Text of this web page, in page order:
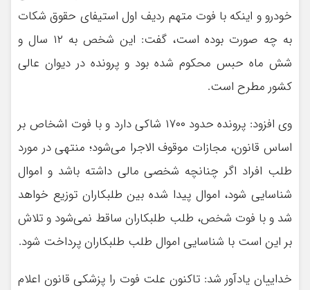
خودرو و اینکه با فوت متهم ردیف اول استیفای حقوق شکات
به چه صورت بوده است، گفت: این شخص به ۱۲ سال و
شش ماه حبس محکوم شده بود و پرونده در دیوان عالی
کشور مطرح است.
وی افزود: پرونده حدود ۱۷۰۰ شاکی دارد و با فوت اشخاص بر
اساس قانون، مجازات موقوف الاجرا می‌شود؛ منتهی در مورد
طلب افراد اگر چنانچه شخصی مالی داشته باشد و اموال
شناسایی شود، اموال پیدا شده بین طلبکاران توزیع خواهد
شد و با فوت شخص، طلب طلبکاران ساقط نمی‌شود و تلاش
بر این است با شناسایی اموال طلب طلبکاران پرداخت شود.
خداییان یادآور شد: تاکنون علت فوت را پزشکی قانون اعلام